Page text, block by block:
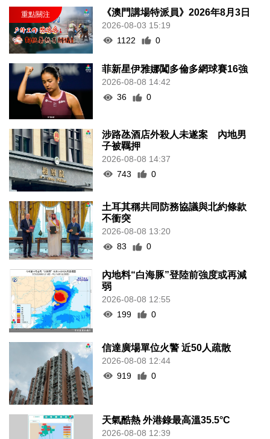
《澳門講場特派員》2026年8月3日
2026-08-03 15:19
1122
0
菲新星伊雅娜闖多倫多網球賽16強
2026-08-08 14:42
36
0
涉路氹酒店外殺人未遂案 內地男
子被羈押
2026-08-08 14:37
743
0
土耳其稱共同防務協議與北約條款
不衝突
2026-08-08 13:20
83
0
內地料“白海豚”登陸前強度或再減
弱
2026-08-08 12:55
199
0
信達廣場單位火警 近50人疏散
2026-08-08 12:44
919
0
天氣酷熱 外港錄最高溫35.5°C
2026-08-08 12:39